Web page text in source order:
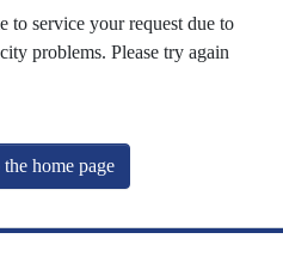
to service your request due to
problems. Please try again
home page